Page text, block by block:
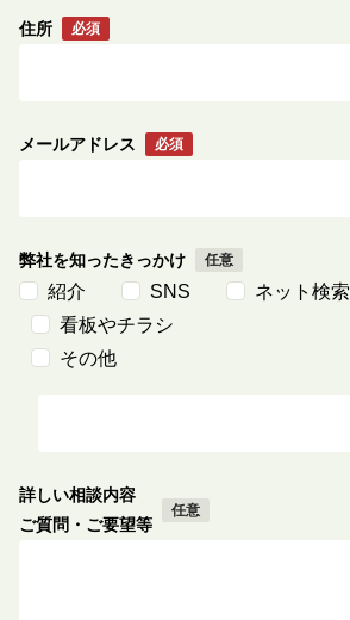
住所
メールアドレス
弊社を知ったきっかけ
紹介 SNS
ネット検索
看板やチラシ
その他
詳しい相談内容
ご質問・ご要望等